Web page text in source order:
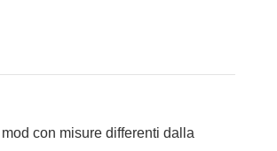
con misure differenti dalla